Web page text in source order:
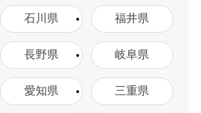
石川県 福井県
長野県 岐阜県
愛知県 三重県